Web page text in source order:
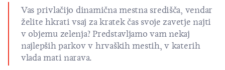
Vas privlačijo dinamična mestna središča, vendar
želite hkrati vsaj za kratek čas svoje zavetje najti
v objemu zelenja? Predstavljamo vam nekaj
najlepših parkov v hrvaških mestih, v katerih
vlada mati narava.